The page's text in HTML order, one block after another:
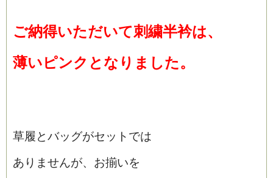
ご納得いただいて刺繍半衿は、
薄いピンクとなりました。
草履とバッグがセットでは
ありませんが、お揃いを